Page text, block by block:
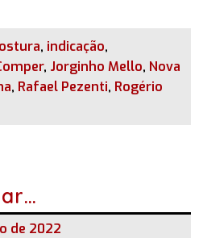
, indicação,
, Jorginho Mello, Nova
, Rafael Pezenti, Rogério
de 2022